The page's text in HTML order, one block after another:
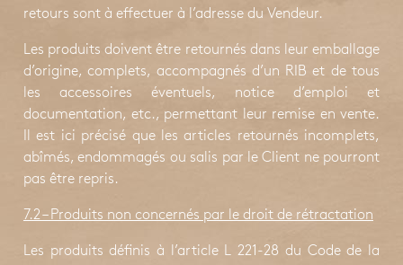
retours sont à effectuer à l’adresse du Vendeur.
Les produits doivent être retournés dans leur emballage
d’origine, complets, accompagnés d’un RIB et de tous
les accessoires éventuels, notice d’emploi et
documentation, etc., permettant leur remise en vente.
Il est ici précisé que les articles retournés incomplets,
abîmés, endommagés ou salis par le Client ne pourront
pas être repris.
7.2 – Produits non concernés par le droit de rétractation
Les produits définis à l’article L 221-28 du Code de la